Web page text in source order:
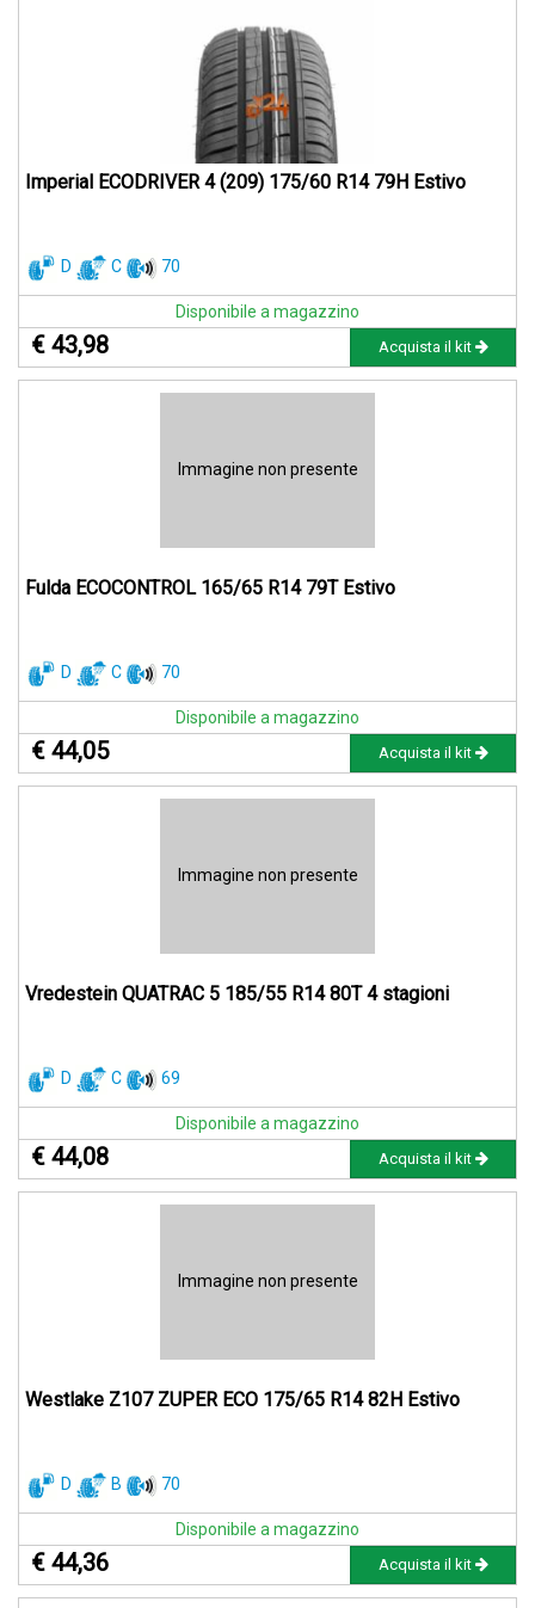
Imperial ECODRIVER 4 (209) 175/60 R14 79H Estivo
D C 70
Disponibile a magazzino
€ 43,98 Acquista il kit
Immagine non presente
Fulda ECOCONTROL 165/65 R14 79T Estivo
D C 70
Disponibile a magazzino
€ 44,05 Acquista il kit
Immagine non presente
Vredestein QUATRAC 5 185/55 R14 80T 4 stagioni
D C 69
Disponibile a magazzino
€ 44,08 Acquista il kit
Immagine non presente
Westlake Z107 ZUPER ECO 175/65 R14 82H Estivo
D B 70
Disponibile a magazzino
€ 44,36 Acquista il kit